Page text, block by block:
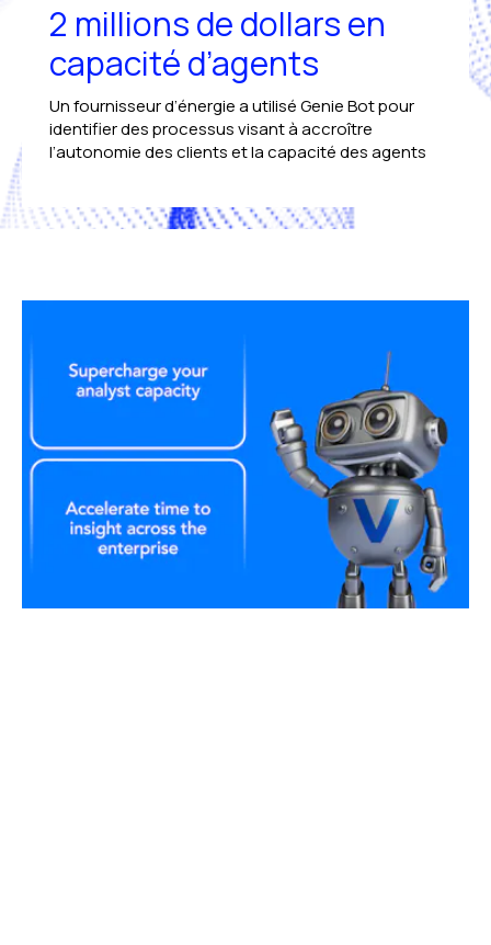
2 millions de dollars en
capacité d’agents
Un fournisseur d’énergie a utilisé Genie Bot pour
identifier des processus visant à accroître
l’autonomie des clients et la capacité des agents